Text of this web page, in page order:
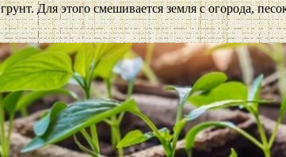
Для этого смешивается земля с огорода,